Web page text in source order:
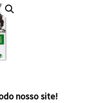
nosso site!